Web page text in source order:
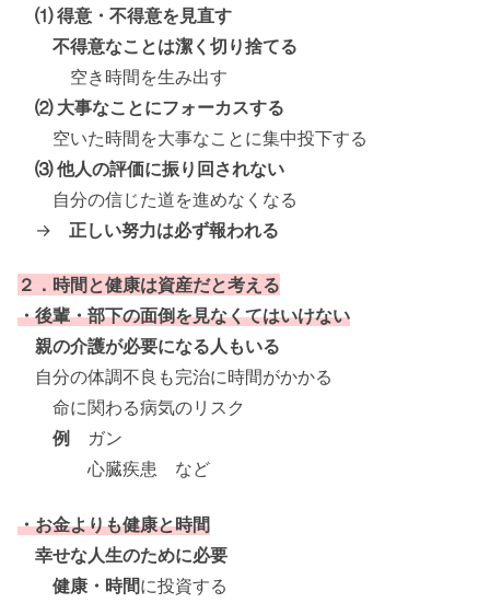
⑴ 得意・不得意を見直す
不得意なことは潔く切り捨てる
空き時間を生み出す
⑵ 大事なことにフォーカスする
空いた時間を大事なことに集中投下する
⑶ 他人の評価に振り回されない
自分の信じた道を進めなくなる
→ 正しい努力は必ず報われる
２．時間と健康は資産だと考える
・後輩・部下の面倒を見なくてはいけない
親の介護が必要になる人もいる
自分の体調不良も完治に時間がかかる
命に関わる病気のリスク
例
ガン
心臓疾患 など
・お金よりも健康と時間
幸せな人生のために必要
健康・時間に投資する